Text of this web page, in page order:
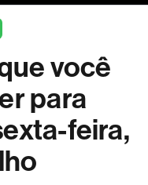
você
para
feira,